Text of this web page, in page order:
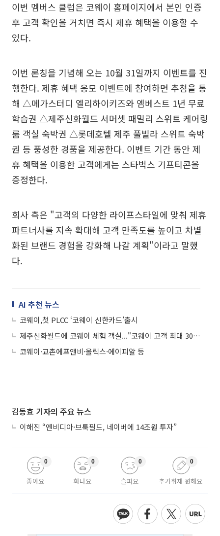
이번 멤버스 클럽은 코웨이 홈페이지에서 본인 인증
후 고객 확인을 거치면 즉시 제휴 혜택을 이용할 수
있다.
이번 론칭을 기념해 오는 10월 31일까지 이벤트를 진
행한다. 제휴 혜택 응모 이벤트에 참여하면 추첨을 통
해 △메가스터디 엘리하이키즈와 엠베스트 1년 무료
학습권 △제주신화월드 서머셋 패밀리 스위트 케어링
룸 객실 숙박권 △롯데호텔 제주 풀빌라 스위트 숙박
권 등 풍성한 경품을 제공한다. 이벤트 기간 동안 제
휴 혜택을 이용한 고객에게는 스타벅스 기프티콘을
증정한다.
회사 측은 "고객의 다양한 라이프스타일에 맞춰 제휴
파트너사를 지속 확대해 고객 만족도를 높이고 차별
화된 브랜드 경험을 강화해 나갈 계획"이라고 말했
다.
AI 추천 뉴스
코웨이,첫 PLCC ‘코웨이 신한카드’출시
제주신화월드에 코웨이 체험 객실..."코웨이 고객 최대 30% 할인"
코웨이·교촌에프앤비·올릭스·에이피알 등
김동효 기자의 주요 뉴스
이해진 “엔비디아·브룩필드, 네이버에 14조원 투자”
좋아요
0
화나요
0
슬퍼요
0
추가취재 원해요
0